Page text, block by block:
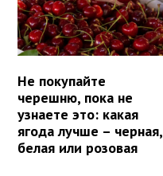
Не покупайте
черешню, пока не
узнаете это: какая
ягода лучше – черная,
белая или розовая